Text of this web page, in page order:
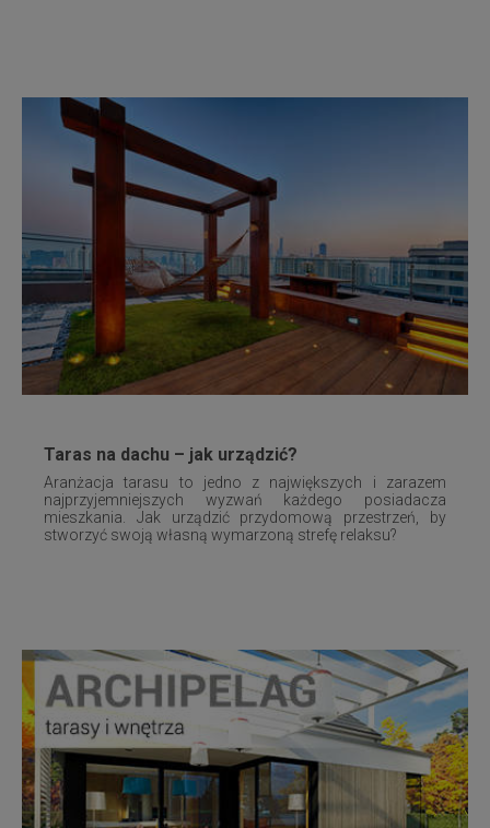
Taras na dachu – jak urządzić?
Aranżacja tarasu to jedno z największych i zarazem
najprzyjemniejszych wyzwań każdego posiadacza
mieszkania. Jak urządzić przydomową przestrzeń, by
stworzyć swoją własną wymarzoną strefę relaksu?